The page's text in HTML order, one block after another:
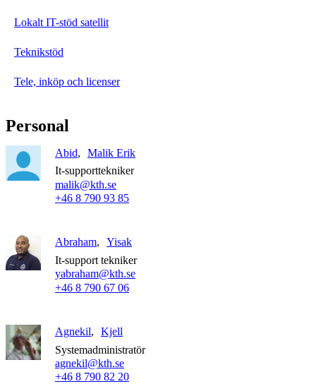
Lokalt IT-stöd satellit
Teknikstöd
Tele, inköp och licenser
Personal
Abid
Malik Erik
It-supporttekniker
malik@kth.se
+46 8 790 93 85
Abraham
Yisak
It-support tekniker
yabraham@kth.se
+46 8 790 67 06
Agnekil
Kjell
Systemadministratör
agnekil@kth.se
+46 8 790 82 20